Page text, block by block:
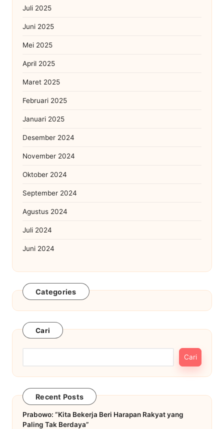
Juli 2025
Juni 2025
Mei 2025
April 2025
Maret 2025
Februari 2025
Januari 2025
Desember 2024
November 2024
Oktober 2024
September 2024
Agustus 2024
Juli 2024
Juni 2024
Categories
Cari
Cari
Recent Posts
Prabowo: “Kita Bekerja Beri Harapan Rakyat yang
Paling Tak Berdaya”